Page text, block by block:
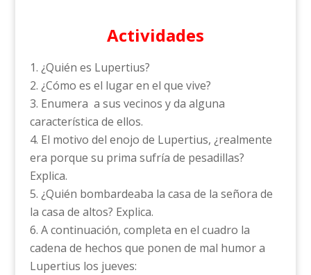
Actividades
¿Quién es Lupertius?
¿Cómo es el lugar en el que vive?
Enumera a sus vecinos y da alguna
característica de ellos.
El motivo del enojo de Lupertius, ¿realmente
era porque su prima sufría de pesadillas?
Explica.
¿Quién bombardeaba la casa de la señora de
la casa de altos? Explica.
A continuación, completa en el cuadro la
cadena de hechos que ponen de mal humor a
Lupertius los jueves: